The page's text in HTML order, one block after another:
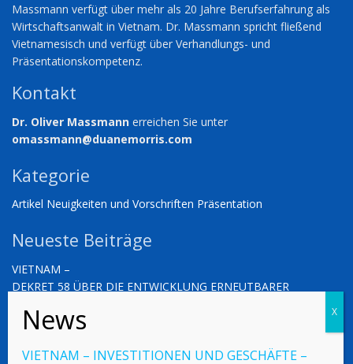
Massmann verfügt über mehr als 20 Jahre Berufserfahrung als
Wirtschaftsanwalt in Vietnam. Dr. Massmann spricht fließend
Vietnamesisch und verfügt über Verhandlungs- und
Präsentationskompetenz.
Kontakt
Dr. Oliver Massmann erreichen Sie unter
omassmann@duanemorris.com
Kategorie
Artikel Neuigkeiten und Vorschriften Präsentation
Neueste Beiträge
VIETNAM –
DEKRET 58 ÜBER DIE ENTWICKLUNG ERNEUTBARER
FÜR SOLARSTROMSYSTEME AUF DÄCHERN
VIETNAM – INVESTITIONEN UND GESCHÄFTE –